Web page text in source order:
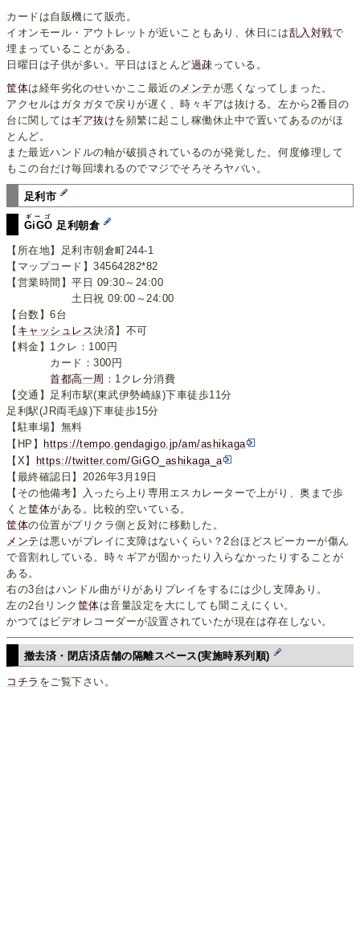
カードは自販機にて販売。
イオンモール・アウトレットが近いこともあり、休日には乱入対戦で
埋まっていることがある。
日曜日は子供が多い。平日はほとんど過疎 っている。
筐体は経年劣化のせいかここ最近のメンテが悪くなってしまった。
アクセルはガタガタで戻りが遅く、時々ギアは抜ける。左から2番目の
台に関してはギア抜けを頻繁に起こし稼働休止中で置いてあるのがほ
とんど。
また最近ハンドルの軸が破損されているのが発覚した。何度修理して
もこの台だけ毎回壊れるのでマジでそろそろヤバい。
足利市
GiGO
ギーゴ
足利朝倉
【所在地】足利市朝倉町244-1
【マップコード】34564282*82
【営業時間】平日 09:30～24:00
土日祝 09:00～24:00
【台数】6台
【 キャッシュレス決済】不可
【料金】1クレ：100円
カード：300円
首都高一周 ：1クレ分消費
【交通】足利市駅(東武伊勢崎線)下車徒歩11分
足利駅(JR両毛線)下車徒歩15分
【駐車場】無料
【HP】
https://tempo.gendagigo.jp/am/ashikaga
【X】
https://twitter.com/GiGO_ashikaga_a
【最終確認日】2026年3月19日
【その他備考】入ったら上り専用エスカレーターで上がり、奥まで歩
くと筐体がある。比較的空いている。
筐体の位置がプリクラ側と反対に移動した。
メンテ は悪いがプレイに支障はないくらい？2台ほどスピーカーが傷ん
で音割れしている。時々ギアが固かったり入らなかったりすることが
ある。
右の3台はハンドル曲がりがありプレイをするには少し支障あり。
左の2台リンク 筐体は音量設定を大にしても聞こえにくい。
かつてはビデオレコーダーが設置されていたが現在は存在しない。
撤去済・閉店済店舗の隔離スペース(実施時系列順)
コチラ をご覧下さい。